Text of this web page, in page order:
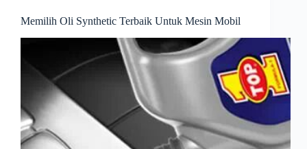
Memilih Oli Synthetic Terbaik Untuk Mesin Mobil